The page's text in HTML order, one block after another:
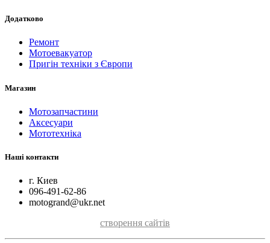
Додатково
Ремонт
Мотоевакуатор
Пригін техніки з Європи
Магазин
Мотозапчастини
Аксесуари
Мототехніка
Наші контакти
г. Киев
096-491-62-86
motogrand@ukr.net
створення сайтів